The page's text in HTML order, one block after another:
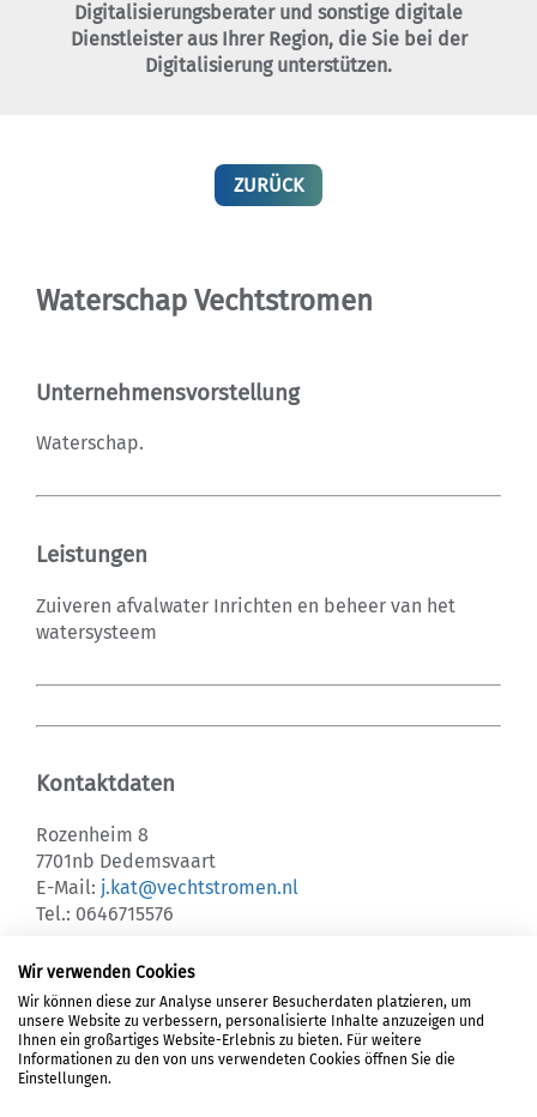
Digitalisierungsberater und sonstige digitale
Dienstleister aus Ihrer Region, die Sie bei der
Digitalisierung unterstützen.
ZURÜCK
Waterschap Vechtstromen
Unternehmensvorstellung
Waterschap.
Leistungen
Zuiveren afvalwater Inrichten en beheer van het
watersysteem
Kontaktdaten
Rozenheim 8
7701nb Dedemsvaart
E-Mail: j.kat@vechtstromen.nl
Tel.: 0646715576
LOGIN
Wir verwenden Cookies
Wir können diese zur Analyse unserer Besucherdaten platzieren, um
unsere Website zu verbessern, personalisierte Inhalte anzuzeigen und
Ihnen ein großartiges Website-Erlebnis zu bieten. Für weitere
Informationen zu den von uns verwendeten Cookies öffnen Sie die
Einstellungen.